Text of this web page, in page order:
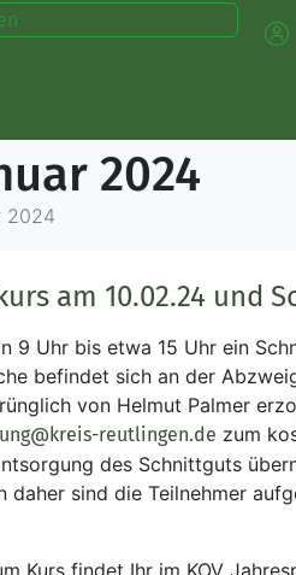
2024
2024
am 10.02.24 und
9 Uhr bis etwa 15 Uhr ein
befindet sich an der
von Helmut Palmer
reutlingen.de zum
des Schnittguts
daher sind die Teilnehmer